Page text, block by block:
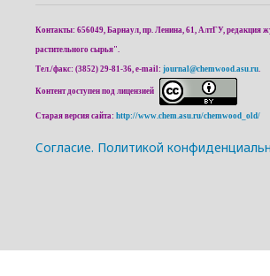
Контакты: 656049, Барнаул, пр. Ленина, 61, АлтГУ, редакция
растительного сырья".
Тел./факс: (3852) 29-81-36, e-mail: journal@chemwood.asu.ru.
Контент доступен под лицензией
Старая версия сайта: http://www.chem.asu.ru/chemwood_old/
Cогласие. Политикой